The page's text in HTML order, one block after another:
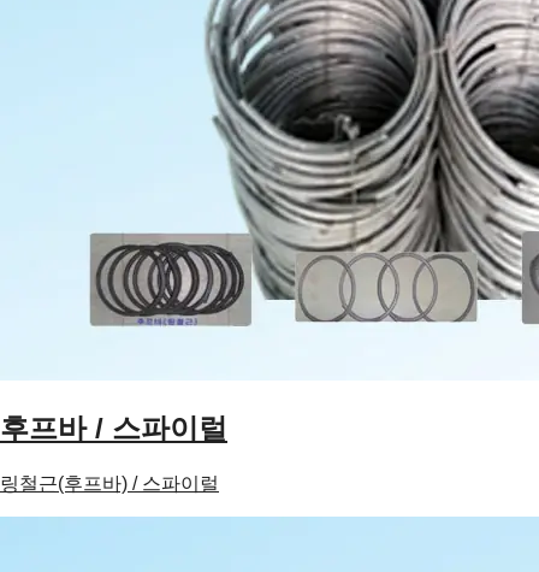
후프바 / 스파이럴
링철근(후프바) / 스파이럴